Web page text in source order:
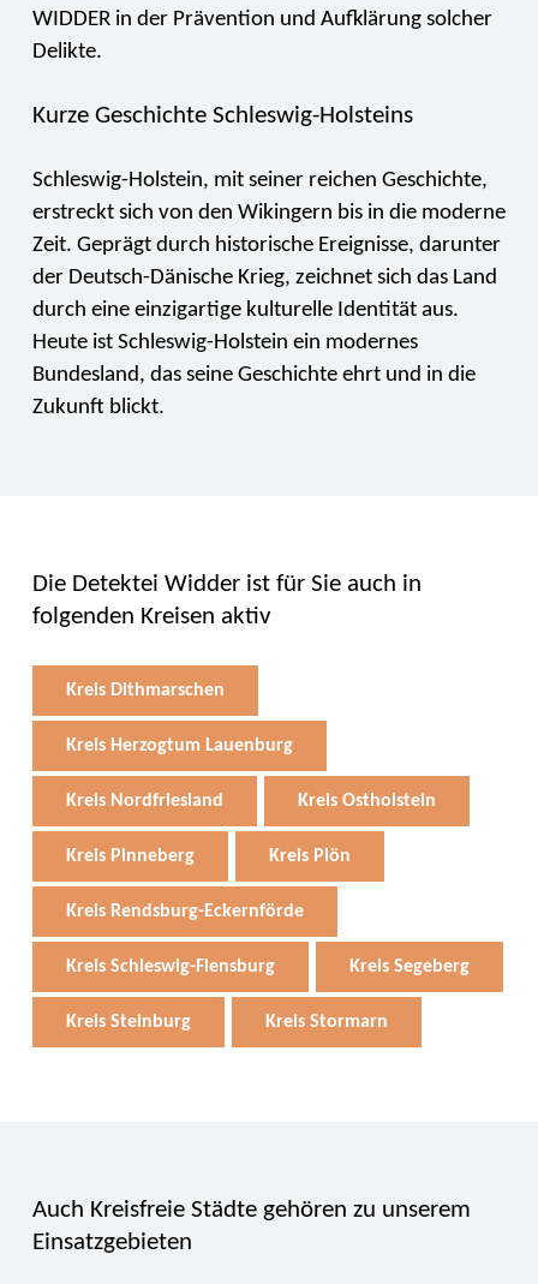
WIDDER in der Prävention und Aufklärung solcher
Delikte.
Kurze Geschichte Schleswig-Holsteins
Schleswig-Holstein, mit seiner reichen Geschichte,
erstreckt sich von den Wikingern bis in die moderne
Zeit. Geprägt durch historische Ereignisse, darunter
der Deutsch-Dänische Krieg, zeichnet sich das Land
durch eine einzigartige kulturelle Identität aus.
Heute ist Schleswig-Holstein ein modernes
Bundesland, das seine Geschichte ehrt und in die
Zukunft blickt.
Die Detektei Widder ist für Sie auch in
folgenden Kreisen aktiv
Kreis Dithmarschen
Kreis Herzogtum Lauenburg
Kreis Nordfriesland Kreis Ostholstein
Kreis Pinneberg Kreis Plön
Kreis Rendsburg-Eckernförde
Kreis Schleswig-Flensburg Kreis Segeberg
Kreis Steinburg Kreis Stormarn
Auch Kreisfreie Städte gehören zu unserem
Einsatzgebieten